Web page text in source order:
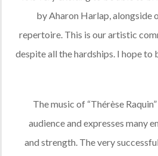
by Aharon Harlap, alongside
repertoire. This is our artistic
despite all the hardships. I hope
The music of “Thérèse
audience and expresses many
and strength. The very